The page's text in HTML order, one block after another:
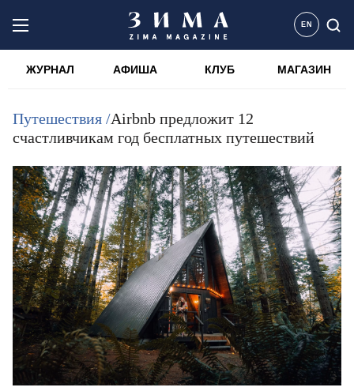
EN
ЖУРНАЛ АФИША КЛУБ МАГАЗИН
Путешествия /Airbnb предложит 12
счастливчикам год бесплатных путешествий